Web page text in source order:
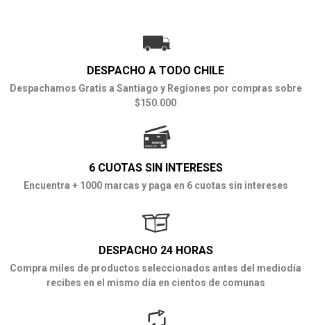
DESPACHO A TODO CHILE
Despachamos Gratis a Santiago y Regiones por compras sobre
$150.000
6 CUOTAS SIN INTERESES
Encuentra + 1000 marcas y paga en 6 cuotas sin intereses
DESPACHO 24 HORAS
Compra miles de productos seleccionados antes del mediodía
recibes en el mismo día en cientos de comunas